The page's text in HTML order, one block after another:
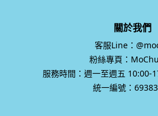
關於我們
客服Line：
粉絲專頁：
服務時間：週一至週五 10:00-
統一編號：